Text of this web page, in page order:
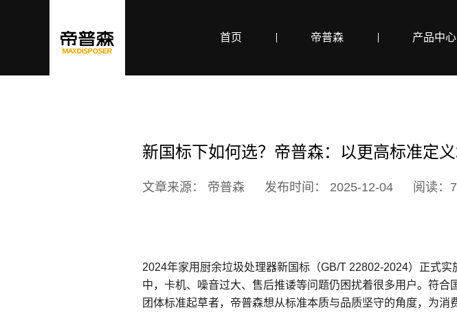
首页 帝普森 产品中心
新国标下如何选？帝普森：以更高标准定
文章来源： 帝普森 发布时间： 2025-12-04 阅读：
2024年家用厨余垃圾处理器新国标（GB/T 22802-2024）正式
中，卡机、噪音过大、售后推诿等问题仍困扰着很多用户。符
团体标准起草者，帝普森想从标准本质与品质坚守的角度，为消